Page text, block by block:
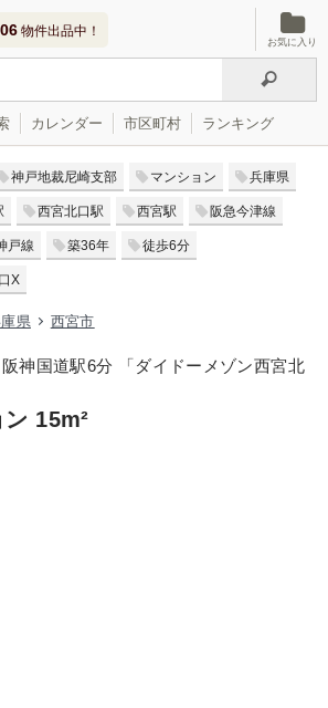
物件出品中！
お気に入り
カレンダー 市区町村 ランキング
神戸地裁尼崎支部 マンション 兵庫県
西宮北口駅 西宮駅 阪急今津線
戸線 築36年 徒歩6分
X
県 西宮市
神国道駅6分 「ダイドーメゾン西宮北
15m²